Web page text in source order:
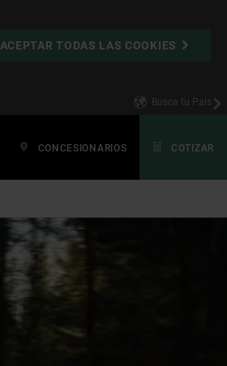
ACEPTAR TODAS LAS COOKIES
Busca tu País
CONCESIONARIOS COTIZAR